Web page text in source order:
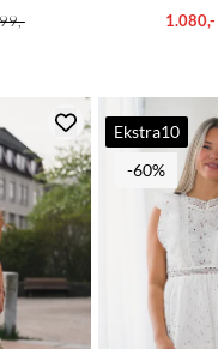
1.080,-
Ekstra10
-60%